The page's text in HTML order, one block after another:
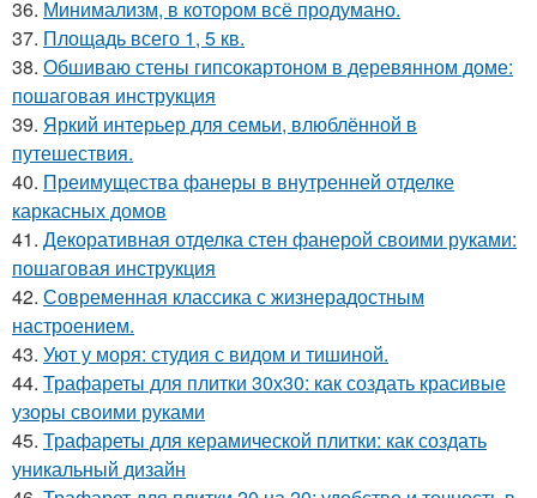
36. Минимализм, в котором всё продумано.
37. Площадь всего 1, 5 кв.
38. Обшиваю стены гипсокартоном в деревянном доме:
пошаговая инструкция
39. Яркий интерьер для семьи, влюблённой в
путешествия.
40. Преимущества фанеры в внутренней отделке
каркасных домов
41. Декоративная отделка стен фанерой своими руками:
пошаговая инструкция
42. Современная классика с жизнерадостным
настроением.
43. Уют у моря: студия с видом и тишиной.
44. Трафареты для плитки 30х30: как создать красивые
узоры своими руками
45. Трафареты для керамической плитки: как создать
уникальный дизайн